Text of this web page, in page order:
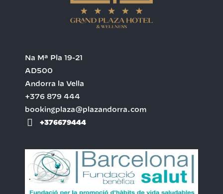
Na Mª Pla 19-21
AD500
Andorra la Vella
+376 879 444
bookingplaza@plazandorra.com
+376679444